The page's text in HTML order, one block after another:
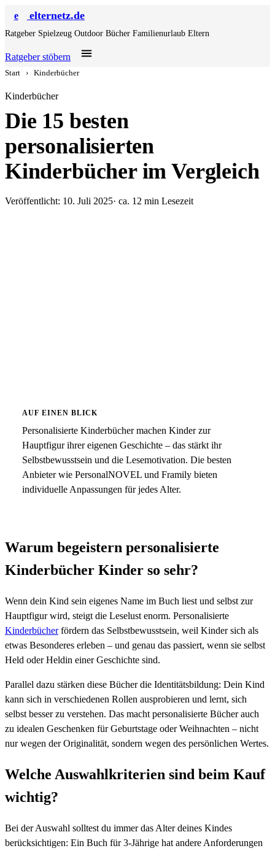
e elternetz.de
Ratgeber Spielzeug Outdoor Bücher Familienurlaub Eltern
Ratgeber stöbern
Start › Kinderbücher
Kinderbücher
Die 15 besten
personalisierten
Kinderbücher im Vergleich
Veröffentlicht: 10. Juli 2025· ca. 12 min Lesezeit
AUF EINEN BLICK
Personalisierte Kinderbücher machen Kinder zur
Hauptfigur ihrer eigenen Geschichte – das stärkt ihr
Selbstbewusstsein und die Lesemotivation. Die besten
Anbieter wie PersonalNOVEL und Framily bieten
individuelle Anpassungen für jedes Alter.
Warum begeistern personalisierte
Kinderbücher Kinder so sehr?
Wenn dein Kind sein eigenes Name im Buch liest und selbst zur
Hauptfigur wird, steigt die Leselust enorm. Personalisierte
Kinderbücherfördern das Selbstbewusstsein, weil Kinder sich als
etwas Besonderes erleben – und genau das passiert, wenn sie selbst
Held oder Heldin einer Geschichte sind.
Parallel dazu stärken diese Bücher die Identitätsbildung: Dein Kind
kann sich in verschiedenen Rollen ausprobieren und lernt, sich
selbst besser zu verstehen. Das macht personalisierte Bücher auch
zu idealen Geschenken für Geburtstage oder Weihnachten – nicht
nur wegen der Originalität, sondern wegen des persönlichen Wertes.
Welche Auswahlkriterien sind beim Kauf
wichtig?
Bei der Auswahl solltest du immer das Alter deines Kindes
berücksichtigen: Ein Buch für 3-Jährige hat andere Anforderungen